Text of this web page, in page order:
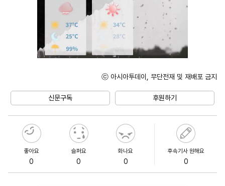
ⓒ 아시아투데이, 무단전재 및 재배포 금지
신문구독 후원하기
좋아요
0
슬퍼요
0
화나요
0
후속기사 원해요
0